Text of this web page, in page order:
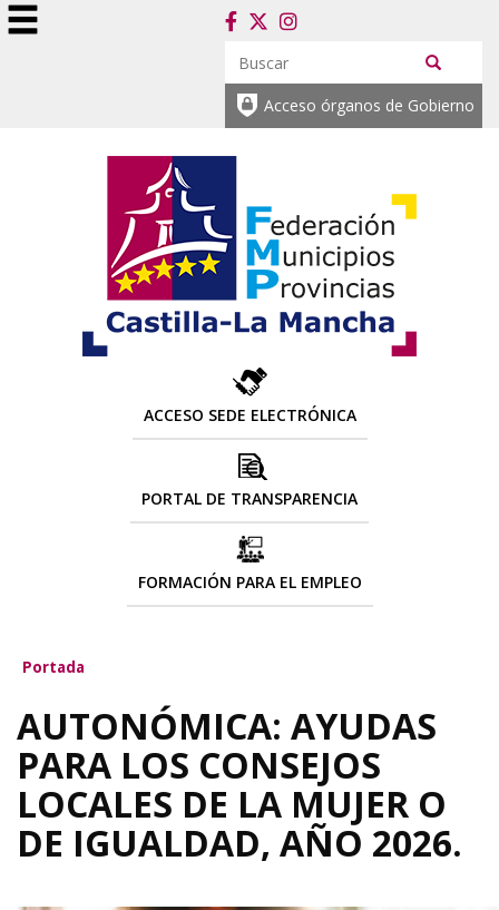
Acceso órganos de Gobierno
ACCESO SEDE ELECTRÓNICA
PORTAL DE TRANSPARENCIA
FORMACIÓN PARA EL EMPLEO
Portada
AUTONÓMICA: AYUDAS
PARA LOS CONSEJOS
LOCALES DE LA MUJER O
DE IGUALDAD, AÑO 2026.